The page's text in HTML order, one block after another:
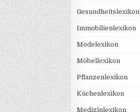
Gesundheitslexikon
Immobilienlexikon
Modelexikon
Möbellexikon
Pflanzenlexikon
Küchenlexikon
Medizinlexikon